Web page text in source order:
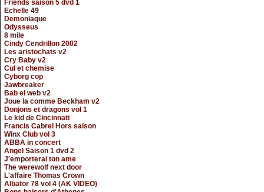
Friends saison 5 dvd 1
Echelle 49
Demoniaque
Odysseus
8 mile
Cindy Cendrillon 2002
Les aristochats v2
Cry Baby v2
Cul et chemise
Cyborg cop
Jawbreaker
Bab el web v2
Joue la comme Beckham v2
Donjons et dragons vol 1
Le kid de Cincinnati
Francis Cabrel Hors saison
Winx Club vol 3
ABBA in concert
Angel Saison 1 dvd 2
J'emporterai ton ame
The werewolf next door
L'affaire Thomas Crown
Albator 78 vol 4 (AK VIDEO)